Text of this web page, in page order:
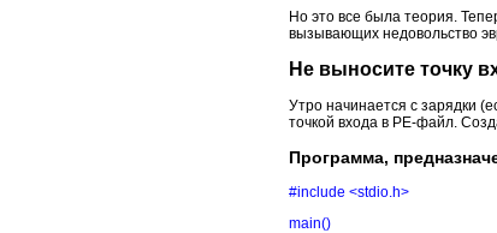
Но это все была теория.
вызывающих недовольство
Не выносите точку
Утро начинается с зарядки
точкой входа в PE-файл.
Программа,
#include <stdio.h>
main()